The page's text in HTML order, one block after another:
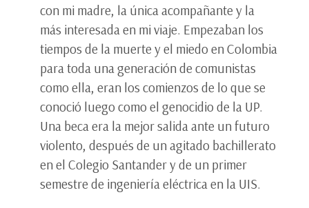
con mi madre, la única acompañante y la
más interesada en mi viaje. Empezaban los
tiempos de la muerte y el miedo en Colombia
para toda una generación de comunistas
como ella, eran los comienzos de lo que se
conoció luego como el genocidio de la UP.
Una beca era la mejor salida ante un futuro
violento, después de un agitado bachillerato
en el Colegio Santander y de un primer
semestre de ingeniería eléctrica en la UIS.